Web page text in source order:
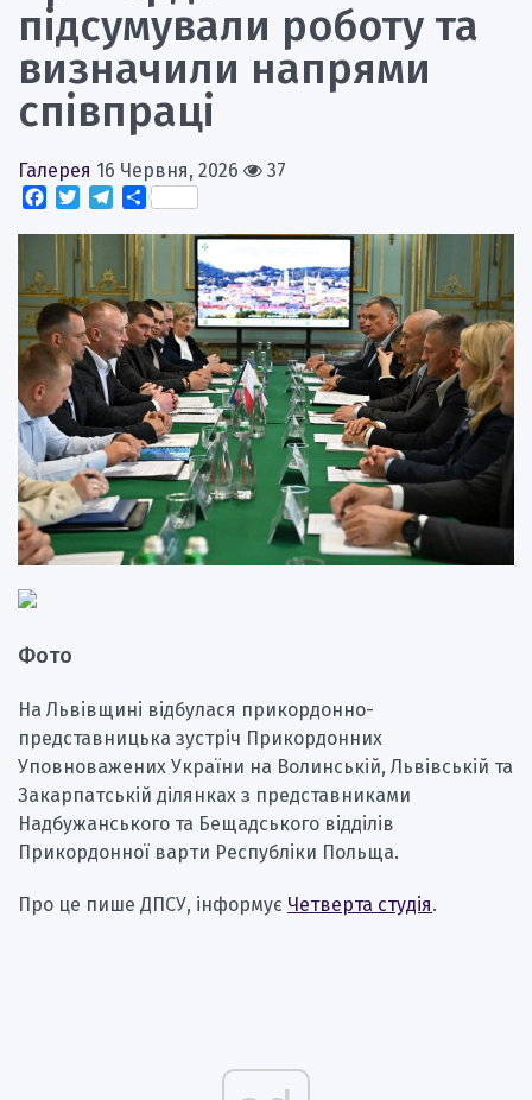
підсумували роботу та
визначили напрями
співпраці
Галерея 16 Червня, 2026
37
Facebook
TwitterTelegram
Поділитися
Фото
На Львівщині відбулася прикордонно-
представницька зустріч Прикордонних
Уповноважених України на Волинській, Львівській та
Закарпатській ділянках з представниками
Надбужанського та Бещадського відділів
Прикордонної варти Республіки Польща.
Про це пише ДПСУ, інформує Четверта студія.